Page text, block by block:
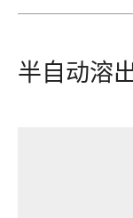
半自动溶